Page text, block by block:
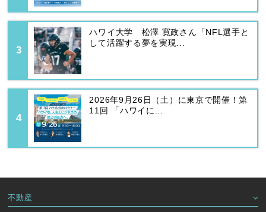
ハワイ大学 松澤 寛政さん「NFL選手と
して活躍する夢を実現...
2026年9月26日（土）に東京で開催！第
11回 「ハワイに...
不動産